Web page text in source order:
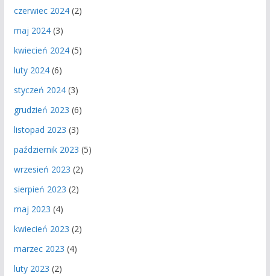
czerwiec 2024(2)
maj 2024(3)
kwiecień 2024(5)
luty 2024(6)
styczeń 2024(3)
grudzień 2023 (6)
listopad 2023 (3)
październik 2023 (5)
wrzesień 2023 (2)
sierpień 2023 (2)
maj 2023 (4)
kwiecień 2023 (2)
marzec 2023 (4)
luty 2023 (2)